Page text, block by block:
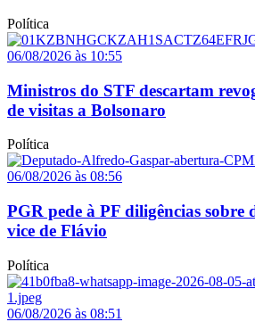
Política
06/08/2026 às 10:55
Ministros do STF descartam
de visitas a Bolsonaro
Política
06/08/2026 às 08:56
PGR pede à PF diligências sobre
vice de Flávio
Política
06/08/2026 às 08:51